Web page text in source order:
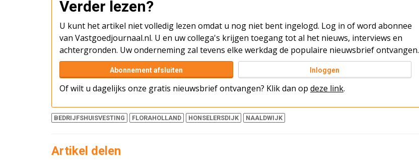
Verder lezen?
U kunt het artikel niet volledig lezen omdat u nog niet bent ingelogd. Log in of word abonnee
van Vastgoedjournaal.nl. U en uw collega's krijgen toegang tot al het nieuws, interviews en
achtergronden. Uw onderneming zal tevens elke werkdag de populaire nieuwsbrief ontvangen.
Abonnement afsluiten Inloggen
Of wilt u dagelijks onze gratis nieuwsbrief ontvangen? Klik dan op deze link.
BEDRIJFSHUISVESTING FLORAHOLLAND HONSELERSDIJK NAALDWIJK
Artikel delen